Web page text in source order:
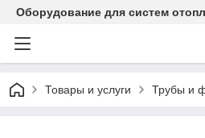
Оборудование для систем
Товары и услуги Трубы и